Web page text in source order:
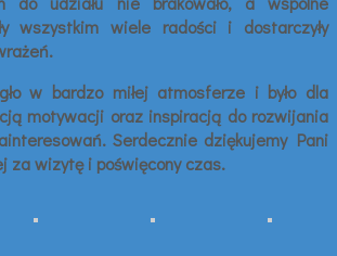
wszystkim wiele radości i dostarczyły
w bardzo miłej atmosferze i było dla
motywacji oraz inspiracją do rozwijania
Serdecznie dziękujemy Pani
za wizytę i poświęcony czas.